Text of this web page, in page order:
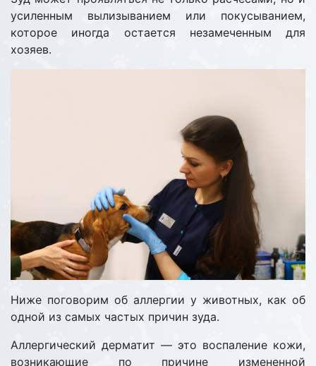
усиленным вылизыванием или покусыванием,
которое иногда остается незамеченным для
хозяев.
Ниже поговорим об аллергии у животных, как об
одной из самых частых причин зуда.
Аллергический дерматит — это воспаление кожи,
возникающие по причине измененной